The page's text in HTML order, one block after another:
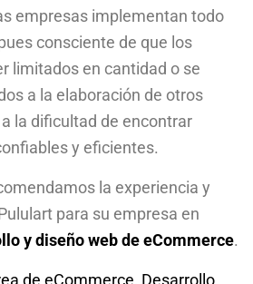
empresas implementan todo
consciente de que los
limitados en cantidad o se
a la elaboración de otros
la dificultad de encontrar
y eficientes.
la experiencia y
para su empresa en
y diseño web de eCommerce.
de eCommerce, Desarrollo